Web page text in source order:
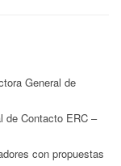
General de
de Contacto ERC –
con propuestas